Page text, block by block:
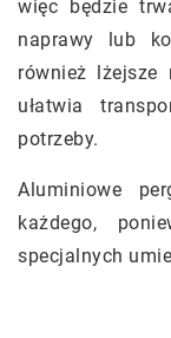
więc będzie
naprawy lub
również lżejsze
ułatwia
potrzeby.
Aluminiowe
każdego,
specjalnych